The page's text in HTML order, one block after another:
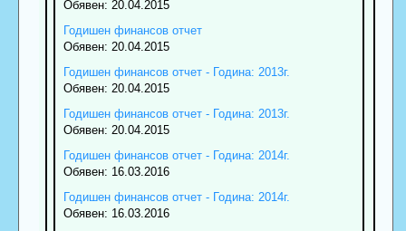
Обявен: 20.04.2015
Годишен финансов отчет
Обявен: 20.04.2015
Годишен финансов отчет - Година: 2013г.
Обявен: 20.04.2015
Годишен финансов отчет - Година: 2013г.
Обявен: 20.04.2015
Годишен финансов отчет - Година: 2014г.
Обявен: 16.03.2016
Годишен финансов отчет - Година: 2014г.
Обявен: 16.03.2016